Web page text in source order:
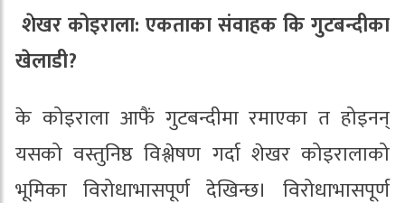
शेखर कोइराला: एकताका संवाहक कि गुटबन्दीका
खेलाडी?
के कोइराला आफैं गुटबन्दीमा रमाएका त होइनन्
यसको वस्तुनिष्ठ विश्लेषण गर्दा शेखर कोइरालाको
भूमिका विरोधाभासपूर्ण देखिन्छ। विरोधाभासपूर्ण